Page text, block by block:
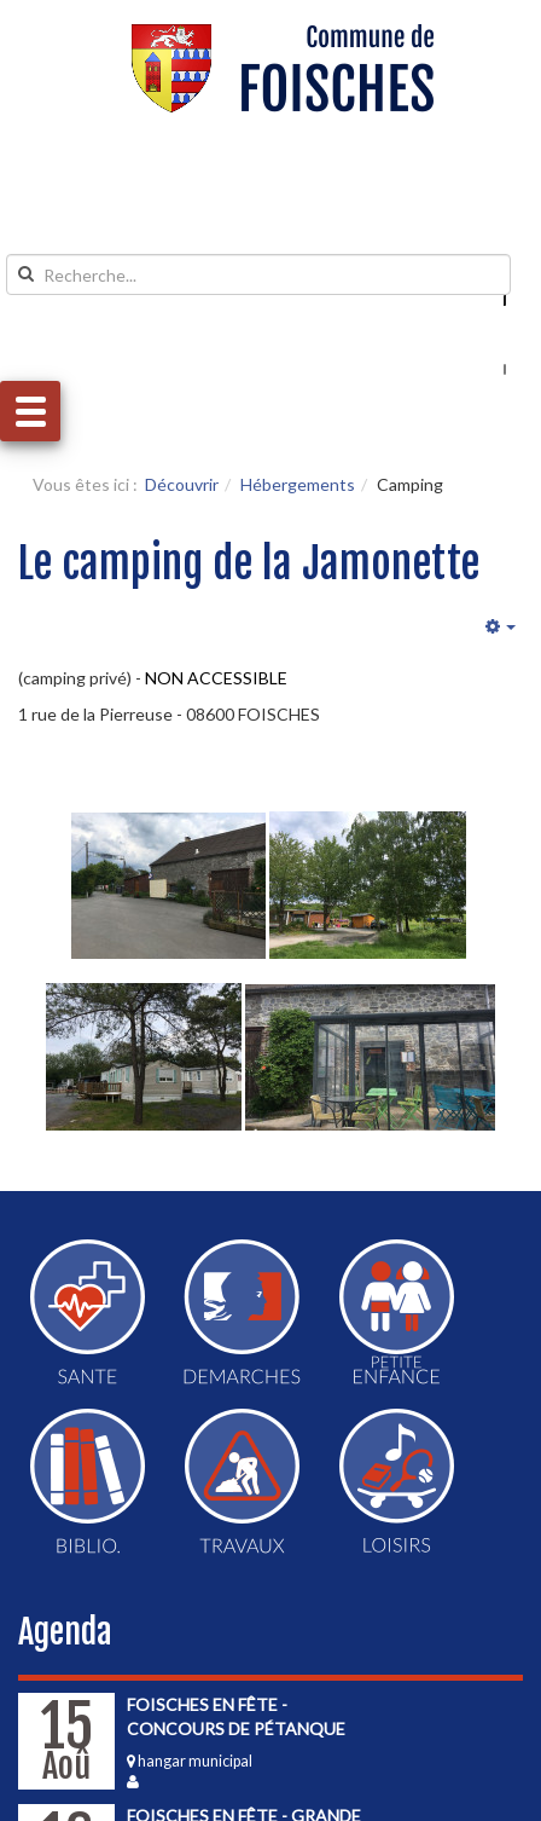
Aller au menu
Vous êtes ici : Découvrir Hébergements Camping
Le camping de la Jamonette
(camping privé) - NON ACCESSIBLE
1 rue de la Pierreuse - 08600 FOISCHES
Agenda
15
Aoû
FOISCHES EN FÊTE -
CONCOURS DE PÉTANQUE
hangar municipal
FOISCHES EN FÊTE - GRANDE